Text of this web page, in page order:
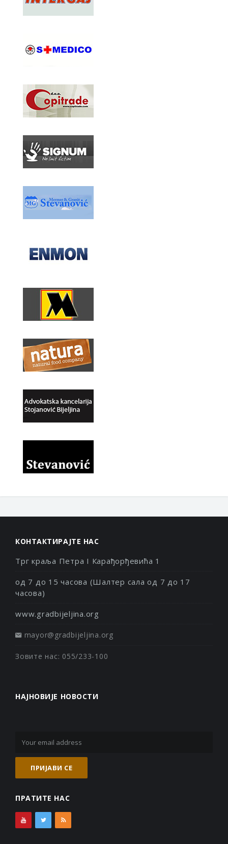
КОНТАКТИРАЈТЕ НАС
Трг краља Петра I Карађорђевића 1
од 7 до 15 часова (Шалтер сала од 7 до 17
часова)
www.gradbijeljina.org
mayor@gradbijeljina.org
Зовите нас: 055/233-100
НАЈНОВИЈЕ НОВОСТИ
ПРАТИТЕ НАС